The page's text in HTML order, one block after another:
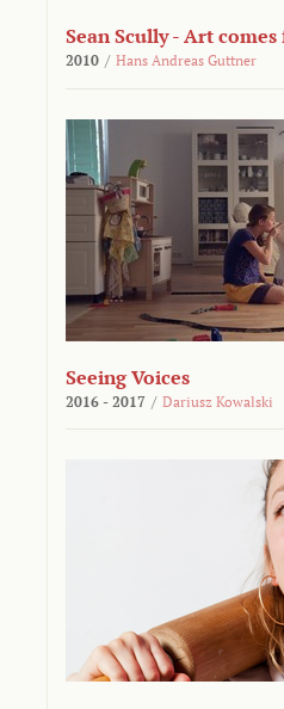
Sean Scully - Art
2010 / Hans Andreas Guttner
Seeing Voices
2016 - 2017 / Dariusz Kowalski